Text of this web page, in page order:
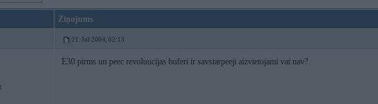
Ziņojums
21. Jul 2004, 02:13
E30 pirms un peec revoluucijas buferi ir savstarpeeji aizvietojami vai nav?